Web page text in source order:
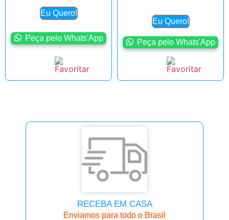
Eu Quero!
Peça pelo Whats'App
Eu Quero!
Peça pelo Whats'App
RECEBA EM CASA
Enviamos para todo o Brasil